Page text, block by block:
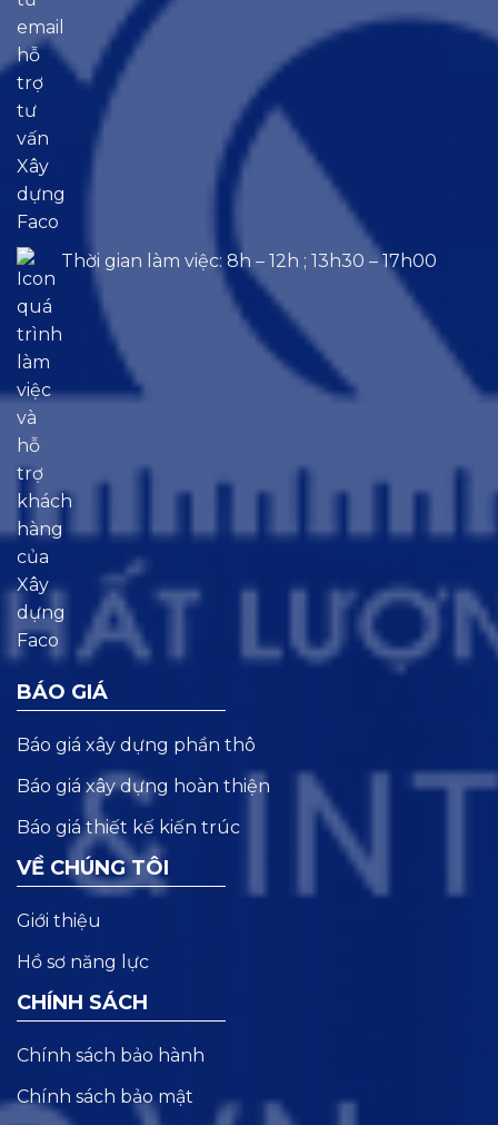
Thời gian làm việc: 8h – 12h ; 13h30 – 17h00
BÁO GIÁ
Báo giá xây dựng phần thô
Báo giá xây dựng hoàn thiện
Báo giá thiết kế kiến trúc
VỀ CHÚNG TÔI
Giới thiệu
Hồ sơ năng lực
CHÍNH SÁCH
Chính sách bảo hành
Chính sách bảo mật